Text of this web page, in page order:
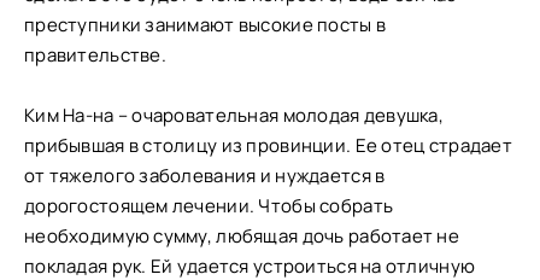
преступники занимают высокие посты в
правительстве.
Ким На-на – очаровательная молодая девушка,
прибывшая в столицу из провинции. Ее отец страдает
от тяжелого заболевания и нуждается в
дорогостоящем лечении. Чтобы собрать
необходимую сумму, любящая дочь работает не
покладая рук. Ей удается устроиться на отличную